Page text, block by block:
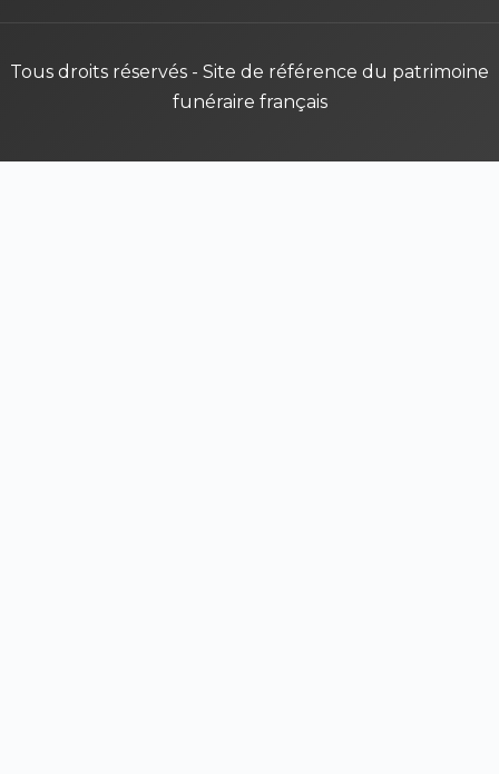
Tous droits réservés - Site de référence du patrimoine
funéraire français